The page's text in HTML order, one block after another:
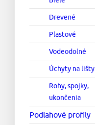
Drevené
Plastové
Vodeodolné
Úchyty na lišty
Rohy, spojky,
ukončenia
Podlahové profily